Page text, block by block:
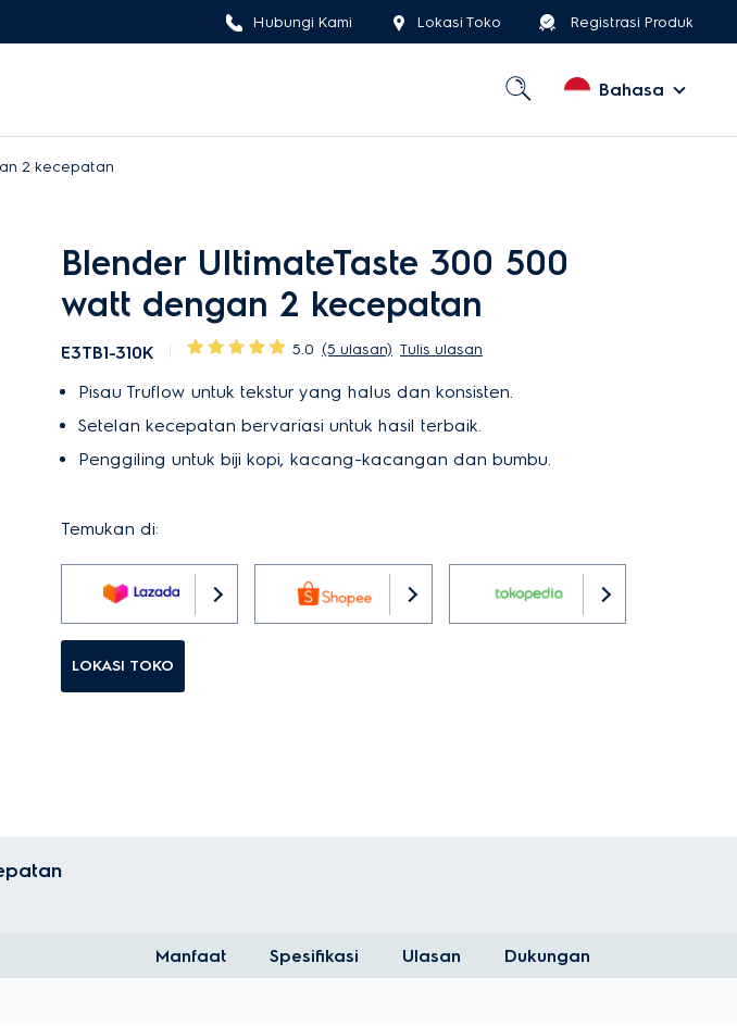
Hubungi Kami Lokasi Toko Registrasi Produk
Bahasa
2 kecepatan
Blender UltimateTaste 300 500
watt dengan 2 kecepatan
E3TB1-310K 5.0 (5 ulasan) Tulis ulasan
Pisau Truflow untuk tekstur yang halus dan konsisten.
Setelan kecepatan bervariasi untuk hasil terbaik.
Penggiling untuk biji kopi, kacang-kacangan dan bumbu.
Temukan di:
LOKASI TOKO
Manfaat Spesifikasi Ulasan Dukungan